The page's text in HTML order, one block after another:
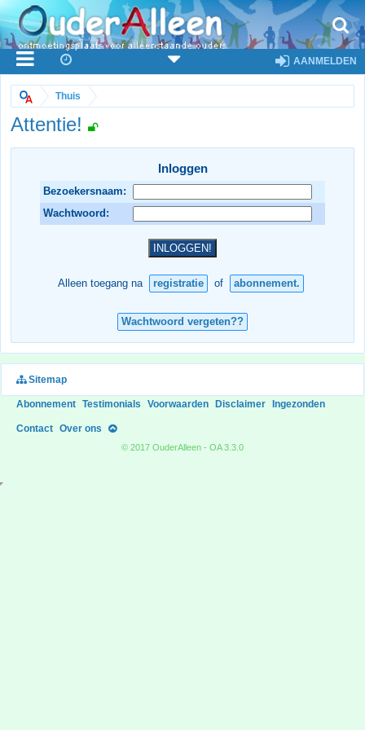
AANMELDEN
Thuis
Attentie!
Inloggen
Bezoekersnaam:
Wachtwoord:
Alleen toegang na registratie of abonnement.
Wachtwoord vergeten??
Sitemap
Abonnement Testimonials Voorwaarden Disclaimer Ingezonden
Contact Over ons
© 2017 OuderAlleen - OA 3.3.0